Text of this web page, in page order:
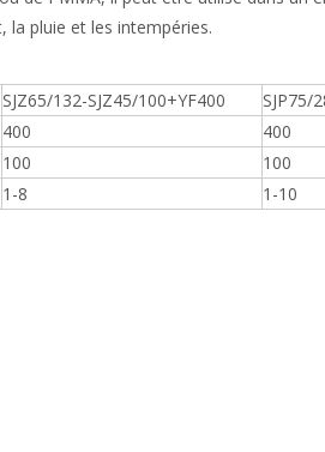
la pluie et les intempéries.
SJZ65/132-SJZ45/100+YF400 SJP75/
400 400
100 100
1-8 1-10